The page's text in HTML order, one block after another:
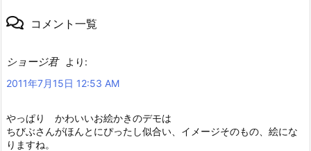
コメント一覧
ショージ君
より:
2011年7月15日 12:53 AM
やっぱり かわいいお絵かきのデモは
ちびぶさんがほんとにぴったし似合い、イメージそのもの、絵にな
りますね。